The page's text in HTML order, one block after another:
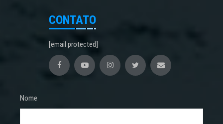
CONTATO
[email protected]
Nome